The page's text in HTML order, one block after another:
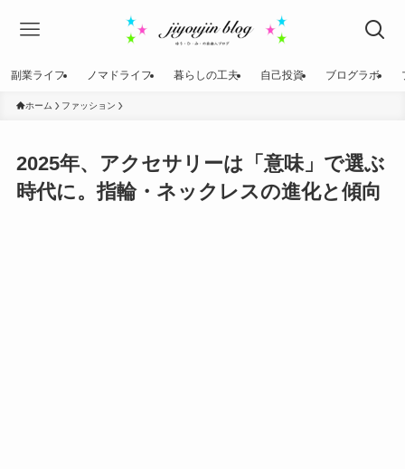
副業ライフ ノマドライフ 暮らしの工夫 自己投資 ブログラボ
ホーム ファッション
2025年、アクセサリーは「意味」で選ぶ
時代に。指輪・ネックレスの進化と傾向